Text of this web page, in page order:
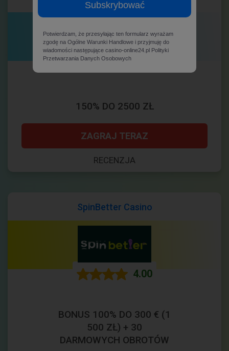
150% DO 2500 ZŁ
ZAGRAJ TERAZ
RECENZJA
SpinBetter Casino
4.00
BONUS 100% DO 300 € (1
500 ZŁ) + 30
DARMOWYCH OBROTÓW
Subskrybować
Potwierdzam, że przesyłając ten formularz wyrażam
zgodę na Ogólne Warunki Handlowe i przyjmuję do
wiadomości następujące casino-online24.pl Polityki
Przetwarzania Danych Osobowych